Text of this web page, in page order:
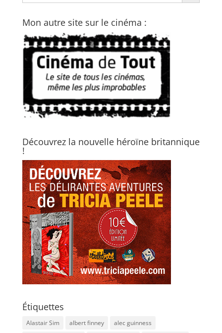
Mon autre site sur le cinéma :
Découvrez la nouvelle héroïne britannique
!
Étiquettes
Alastair Sim albert finney
alec guinness